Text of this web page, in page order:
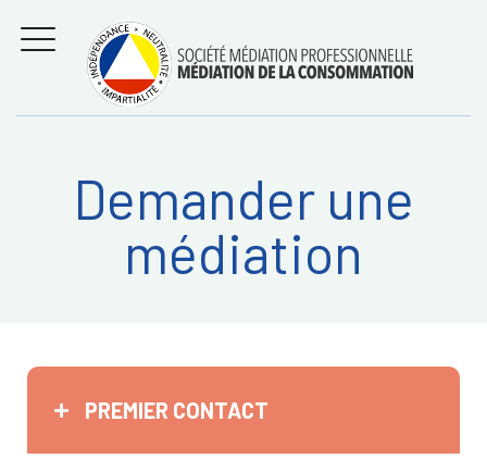
Régler les litiges
entre
consommateurs et
professionnels avec
la médiation de la
consommation
MENU
Recherche
Demander une
médiation
PREMIER CONTACT